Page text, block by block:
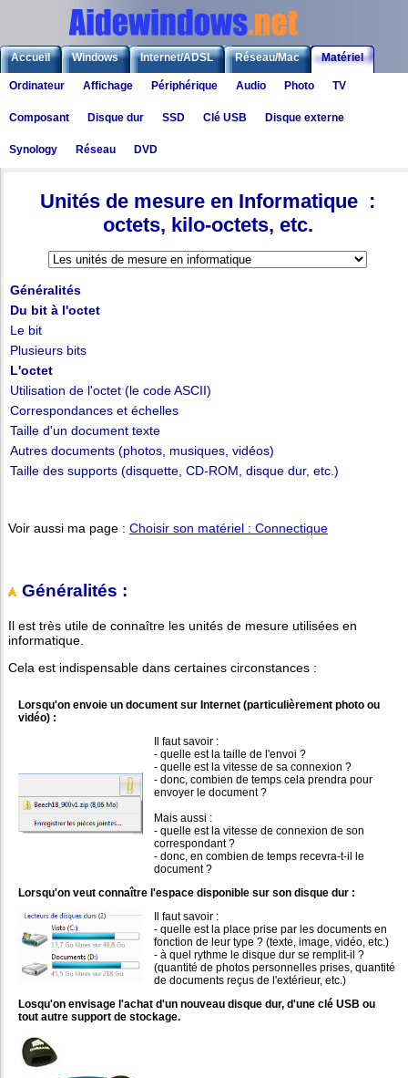
Accueil Windows Internet/ADSL Réseau/Mac Matériel
Logiciels Liens Jeux
Ordinateur Affichage Périphérique Audio Photo TV
Composant Disque dur SSD Clé USB Disque externe
Synology Réseau DVD
Unités de mesure en Informatique :
octets, kilo-octets, etc.
Généralités
Du bit à l'octet
Le bit
Plusieurs bits
L'octet
Utilisation de l'octet (le code ASCII)
Correspondances et échelles
Taille d'un document texte
Autres documents (photos, musiques, vidéos)
Taille des supports (disquette, CD-ROM, disque dur, etc.)
Voir aussi ma page : Choisir son matériel : Connectique
Généralités :
Il est très utile de connaître les unités de mesure utilisées en
informatique.
Cela est indispensable dans certaines circonstances :
Lorsqu'on envoie un document sur Internet (particulièrement photo ou
vidéo) :
Il faut savoir :
- quelle est la taille de l'envoi ?
- quelle est la vitesse de sa connexion ?
- donc, combien de temps cela prendra pour
envoyer le document ?
Mais aussi :
- quelle est la vitesse de connexion de son
correspondant ?
- donc, en combien de temps recevra-t-il le
document ?
Lorsqu'on veut connaître l'espace disponible sur son disque dur :
Il faut savoir :
- quelle est la place prise par les documents en
fonction de leur type ? (texte, image, vidéo, etc.)
- à quel rythme le disque dur se remplit-il ?
(quantité de photos personnelles prises, quantité
de documents reçus de l'extérieur, etc.)
Losqu'on envisage l'achat d'un nouveau disque dur, d'une clé USB ou
tout autre support de stockage.